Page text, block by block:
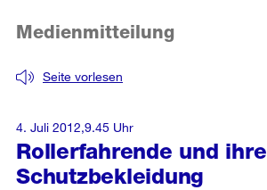
Rollerfahrende und ihre
Schutzbekleidung
Seite vorlesen
Medienmitteilung
4. Juli 2012,9.45 Uhr